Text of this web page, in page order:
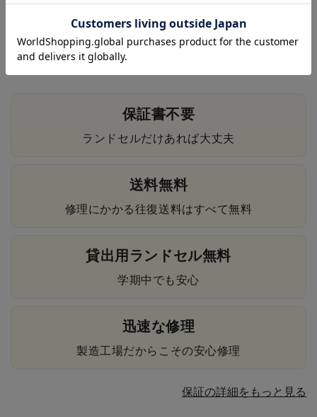
もしものときにも安心の手厚い修理対応。
卒業のその日まで、安心してお使いいただけます。
保証書不要
ランドセルだけあれば大丈夫
送料無料
修理にかかる往復送料はすべて無料
貸出用ランドセル無料
学期中でも安心
迅速な修理
製造工場だからこその安心修理
保証の詳細をもっと見る